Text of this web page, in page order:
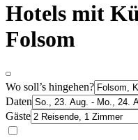
Hotels mit
Folsom
Wo soll’s hingehen?
Daten
Gäste